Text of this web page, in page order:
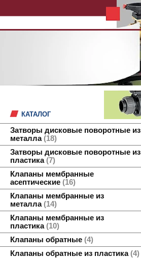
КАТАЛОГ
Затворы дисковые поворотные из
металла 18
Затворы дисковые поворотные из
пластика 7
Клапаны мембранные
асептические
16
Клапаны мембранные из
металла 14
Клапаны мембранные из
пластика 10
Клапаны обратные 4
Клапаны обратные из пластика 4